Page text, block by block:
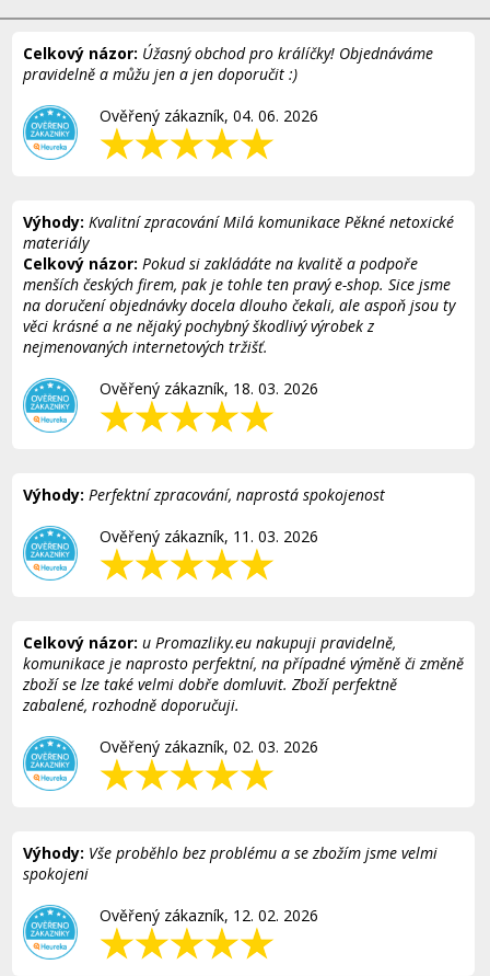
Celkový názor: Úžasný obchod pro králíčky! Objednáváme
pravidelně a můžu jen a jen doporučit :)
Ověřený zákazník, 04. 06. 2026
Výhody: Kvalitní zpracování Milá komunikace Pěkné netoxické
materiály
Celkový názor: Pokud si zakládáte na kvalitě a podpoře
menších českých firem, pak je tohle ten pravý e-shop. Sice jsme
na doručení objednávky docela dlouho čekali, ale aspoň jsou ty
věci krásné a ne nějaký pochybný škodlivý výrobek z
nejmenovaných internetových tržišť.
Ověřený zákazník, 18. 03. 2026
Výhody: Perfektní zpracování, naprostá spokojenost
Ověřený zákazník, 11. 03. 2026
Celkový názor: u Promazliky.eu nakupuji pravidelně,
komunikace je naprosto perfektní, na případné výměně či změně
zboží se lze také velmi dobře domluvit. Zboží perfektně
zabalené, rozhodně doporučuji.
Ověřený zákazník, 02. 03. 2026
Výhody: Vše proběhlo bez problému a se zbožím jsme velmi
spokojeni
Ověřený zákazník, 12. 02. 2026